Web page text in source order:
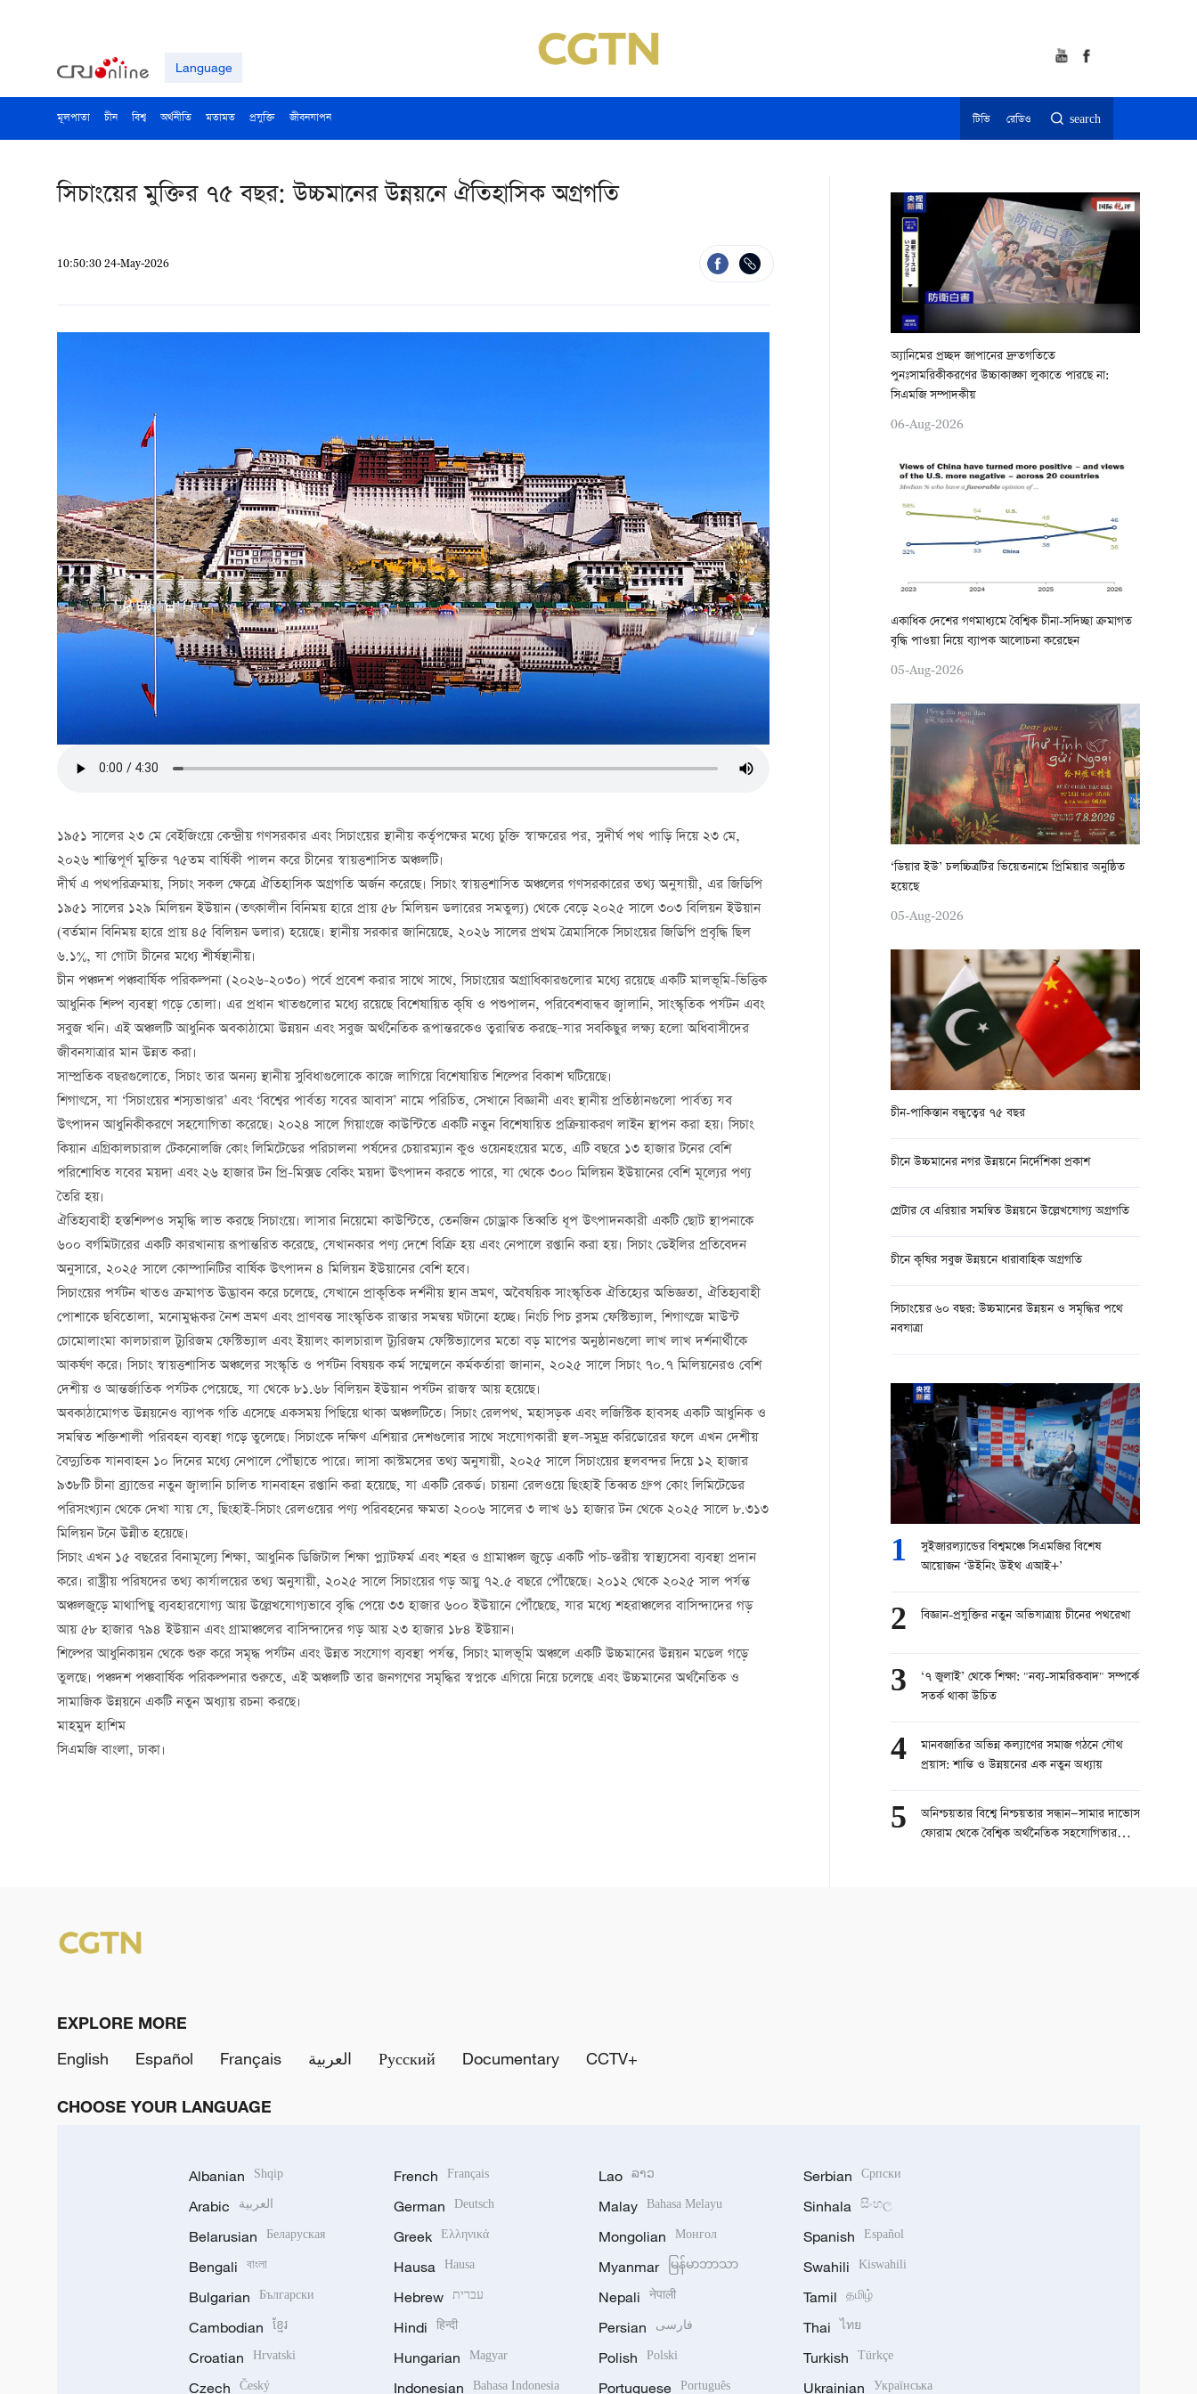
Language
মূলপাতা চীন বিশ্ব অর্থনীতি মতামত প্রযুক্তি জীবনযাপন টিভি রেডিও search
সিচাংয়ের ‍মুক্তির ৭৫ বছর: উচ্চমানের উন্নয়নে ঐতিহাসিক অগ্রগতি
10:50:30 24-May-2026
১৯৫১ সালের ২৩ মে বেইজিংয়ে কেন্দ্রীয় গণসরকার এবং সিচাংয়ের স্থানীয় কর্তৃপক্ষের মধ্যে চুক্তি স্বাক্ষরের পর, সুদীর্ঘ পথ পাড়ি দিয়ে ২৩ মে,
২০২৬ শান্তিপূর্ণ মুক্তির ৭৫তম বার্ষিকী পালন করে চীনের স্বায়ত্তশাসিত অঞ্চলটি।
দীর্ঘ এ পথপরিক্রমায়, সিচাং সকল ক্ষেত্রে ঐতিহাসিক অগ্রগতি অর্জন করেছে। সিচাং স্বায়ত্তশাসিত অঞ্চলের গণসরকারের তথ্য অনুযায়ী, এর জিডিপি
১৯৫১ সালের ১২৯ মিলিয়ন ইউয়ান (তৎকালীন বিনিময় হারে প্রায় ৫৮ মিলিয়ন ডলারের সমতুল্য) থেকে বেড়ে ২০২৫ সালে ৩০৩ বিলিয়ন ইউয়ান
(বর্তমান বিনিময় হারে প্রায় ৪৫ বিলিয়ন ডলার) হয়েছে। স্থানীয় সরকার জানিয়েছে, ২০২৬ সালের প্রথম ত্রৈমাসিকে সিচাংয়ের জিডিপি প্রবৃদ্ধি ছিল
৬.১%, যা গোটা চীনের মধ্যে শীর্ষস্থানীয়।
চীন পঞ্চদশ পঞ্চবার্ষিক পরিকল্পনা (২০২৬-২০৩০) পর্বে প্রবেশ করার সাথে সাথে, সিচাংয়ের অগ্রাধিকারগুলোর মধ্যে রয়েছে একটি মালভূমি-ভিত্তিক
আধুনিক শিল্প ব্যবস্থা গড়ে তোলা। এর প্রধান খাতগুলোর মধ্যে রয়েছে বিশেষায়িত কৃষি ও পশুপালন, পরিবেশবান্ধব জ্বালানি, সাংস্কৃতিক পর্যটন এবং
সবুজ খনি। এই অঞ্চলটি আধুনিক অবকাঠামো উন্নয়ন এবং সবুজ অর্থনৈতিক রূপান্তরকেও ত্বরান্বিত করছে–যার সবকিছুর লক্ষ্য হলো অধিবাসীদের
জীবনযাত্রার মান উন্নত করা।
সাম্প্রতিক বছরগুলোতে, সিচাং তার অনন্য স্থানীয় সুবিধাগুলোকে কাজে লাগিয়ে বিশেষায়িত শিল্পের বিকাশ ঘটিয়েছে।
শিগাৎসে, যা ‘সিচাংয়ের শস্যভাণ্ডার’ এবং ‘বিশ্বের পার্বত্য যবের আবাস’ নামে পরিচিত, সেখানে বিজ্ঞানী এবং স্থানীয় প্রতিষ্ঠানগুলো পার্বত্য যব
উৎপাদন আধুনিকীকরণে সহযোগিতা করেছে। ২০২৪ সালে গিয়াংজে কাউন্টিতে একটি নতুন বিশেষায়িত প্রক্রিয়াকরণ লাইন স্থাপন করা হয়। সিচাং
কিয়ান এগ্রিকালচারাল টেকনোলজি কোং লিমিটেডের পরিচালনা পর্ষদের চেয়ারম্যান কুও ওয়েনহংয়ের মতে, এটি বছরে ১৩ হাজার টনের বেশি
পরিশোধিত যবের ময়দা এবং ২৬ হাজার টন প্রি-মিক্সড বেকিং ময়দা উৎপাদন করতে পারে, যা থেকে ৩০০ মিলিয়ন ইউয়ানের বেশি মূল্যের পণ্য
তৈরি হয়।
ঐতিহ্যবাহী হস্তশিল্পও সমৃদ্ধি লাভ করছে সিচাংয়ে। লাসার নিয়েমো কাউন্টিতে, তেনজিন চোড্রাক তিব্বতি ধূপ উৎপাদনকারী একটি ছোট স্থাপনাকে
৬০০ বর্গমিটারের একটি কারখানায় রূপান্তরিত করেছে, যেখানকার পণ্য দেশে বিক্রি হয় এবং নেপালে রপ্তানি করা হয়। সিচাং ডেইলির প্রতিবেদন
অনুসারে, ২০২৫ সালে কোম্পানিটির বার্ষিক উৎপাদন ৪ মিলিয়ন ইউয়ানের বেশি হবে।
সিচাংয়ের পর্যটন খাতও ক্রমাগত উদ্ভাবন করে চলেছে, যেখানে প্রাকৃতিক দর্শনীয় স্থান ভ্রমণ, অবৈষয়িক সাংস্কৃতিক ঐতিহ্যের অভিজ্ঞতা, ঐতিহ্যবাহী
পোশাকে ছবিতোলা, মনোমুগ্ধকর নৈশ ভ্রমণ এবং প্রাণবন্ত সাংস্কৃতিক রাস্তার সমন্বয় ঘটানো হচ্ছে। নিংচি পিচ ব্লসম ফেস্টিভ্যাল, শিগাৎজে মাউন্ট
চোমোলাংমা কালচারাল ট্যুরিজম ফেস্টিভ্যাল এবং ইয়ালং কালচারাল ট্যুরিজম ফেস্টিভ্যালের মতো বড় মাপের অনুষ্ঠানগুলো লাখ লাখ দর্শনার্থীকে
আকর্ষণ করে। সিচাং স্বায়ত্তশাসিত অঞ্চলের সংস্কৃতি ও পর্যটন বিষয়ক কর্ম সম্মেলনে কর্মকর্তারা জানান, ২০২৫ সালে সিচাং ৭০.৭ মিলিয়নেরও বেশি
দেশীয় ও আন্তর্জাতিক পর্যটক পেয়েছে, যা থেকে ৮১.৬৮ বিলিয়ন ইউয়ান পর্যটন রাজস্ব আয় হয়েছে।
অবকাঠামোগত উন্নয়নেও ব্যাপক গতি এসেছে একসময় পিছিয়ে থাকা অঞ্চলটিতে। সিচাং রেলপথ, মহাসড়ক এবং লজিস্টিক হাবসহ একটি আধুনিক ও
সমন্বিত শক্তিশালী পরিবহন ব্যবস্থা গড়ে তুলেছে। সিচাংকে দক্ষিণ এশিয়ার দেশগুলোর সাথে সংযোগকারী স্থল-সমুদ্র করিডোরের ফলে এখন দেশীয়
বৈদ্যুতিক যানবাহন ১০ দিনের মধ্যে নেপালে পৌঁছাতে পারে। লাসা কাস্টমসের তথ্য অনুযায়ী, ২০২৫ সালে সিচাংয়ের স্থলবন্দর দিয়ে ১২ হাজার
৯৩৮টি চীনা ব্র্যান্ডের নতুন জ্বালানি চালিত যানবাহন রপ্তানি করা হয়েছে, যা একটি রেকর্ড। চায়না রেলওয়ে ছিংহাই তিব্বত গ্রুপ কোং লিমিটেডের
পরিসংখ্যান থেকে দেখা যায় যে, ছিংহাই-সিচাং রেলওয়ের পণ্য পরিবহনের ক্ষমতা ২০০৬ সালের ৩ লাখ ৬১ হাজার টন থেকে ২০২৫ সালে ৮.৩১৩
মিলিয়ন টনে উন্নীত হয়েছে।
সিচাং এখন ১৫ বছরের বিনামূল্যে শিক্ষা, আধুনিক ডিজিটাল শিক্ষা প্ল্যাটফর্ম এবং শহর ও গ্রামাঞ্চল জুড়ে একটি পাঁচ-স্তরীয় স্বাস্থ্যসেবা ব্যবস্থা প্রদান
করে। রাষ্ট্রীয় পরিষদের তথ্য কার্যালয়ের তথ্য অনুযায়ী, ২০২৫ সালে সিচাংয়ের গড় আয়ু ৭২.৫ বছরে পৌঁছেছে। ২০১২ থেকে ২০২৫ সাল পর্যন্ত
অঞ্চলজুড়ে মাথাপিছু ব্যবহারযোগ্য আয় উল্লেখযোগ্যভাবে বৃদ্ধি পেয়ে ৩৩ হাজার ৬০০ ইউয়ানে পৌঁছেছে, যার মধ্যে শহরাঞ্চলের বাসিন্দাদের গড়
আয় ৫৮ হাজার ৭৯৪ ইউয়ান এবং গ্রামাঞ্চলের বাসিন্দাদের গড় আয় ২৩ হাজার ১৮৪ ইউয়ান।
শিল্পের আধুনিকায়ন থেকে শুরু করে সমৃদ্ধ পর্যটন এবং উন্নত সংযোগ ব্যবস্থা পর্যন্ত, সিচাং মালভূমি অঞ্চলে একটি উচ্চমানের উন্নয়ন মডেল গড়ে
তুলছে। পঞ্চদশ পঞ্চবার্ষিক পরিকল্পনার শুরুতে, এই অঞ্চলটি তার জনগণের সমৃদ্ধির স্বপ্নকে এগিয়ে নিয়ে চলেছে এবং উচ্চমানের অর্থনৈতিক ও
সামাজিক উন্নয়নে একটি নতুন অধ্যায় রচনা করছে।
মাহমুদ হাশিম
সিএমজি বাংলা, ঢাকা।
অ্যানিমের প্রচ্ছদ জাপানের দ্রুতগতিতে
পুনঃসামরিকীকরণের উচ্চাকাঙ্ক্ষা লুকাতে পারছে না:
সিএমজি সম্পাদকীয়
06-Aug-2026
একাধিক দেশের গণমাধ্যমে বৈশ্বিক চীনা-সদিচ্ছা ক্রমাগত
বৃদ্ধি পাওয়া নিয়ে ব্যাপক আলোচনা করেছেন
05-Aug-2026
‘ডিয়ার ইউ’ চলচ্চিত্রটির ভিয়েতনামে প্রিমিয়ার অনুষ্ঠিত
হয়েছে
05-Aug-2026
চীন-পাকিস্তান বন্ধুত্বের ৭৫ বছর
চীনে উচ্চমানের নগর উন্নয়নে নির্দেশিকা প্রকাশ
গ্রেটার বে এরিয়ার সমন্বিত উন্নয়নে উল্লেখযোগ্য অগ্রগতি
চীনে কৃষির সবুজ উন্নয়নে ধারাবাহিক অগ্রগতি
সিচাংয়ের ৬০ বছর: উচ্চমানের উন্নয়ন ও সমৃদ্ধির পথে
নবযাত্রা
1
সুইজার‍ল্যান্ডের বিশ্বমঞ্চে সিএমজির বিশেষ
আয়োজন ‘উইনিং উইথ এআই+’
2 বিজ্ঞান-প্রযুক্তির নতুন অভিযাত্রায় চীনের পথরেখা
3
‘৭ জুলাই’ থেকে শিক্ষা: "নব্য-সামরিকবাদ" সম্পর্কে
সতর্ক থাকা উচিত
4
মানবজাতির অভিন্ন কল্যাণের সমাজ গঠনে যৌথ
প্রয়াস: শান্তি ও উন্নয়নের এক নতুন অধ্যায়
5
অনিশ্চয়তার বিশ্বে নিশ্চয়তার সন্ধান—সামার দাভোস
ফোরাম থেকে বৈশ্বিক অর্থনৈতিক সহযোগিতার
EXPLORE MORE
English
Español Français العربية Русский Documentary CCTV+
CHOOSE YOUR LANGUAGE
Albanian Shqip
Arabic العربية
Belarusian Беларуская
Bengali বাংলা
Bulgarian Български
Cambodian ខ្មែរ
Croatian Hrvatski
Czech Český
French Français
German Deutsch
Greek Ελληνικά
Hausa Hausa
Hebrew עברית
Hindi हिन्दी
Hungarian Magyar
Indonesian Bahasa Indonesia
Lao ລາວ
Malay Bahasa Melayu
Mongolian Монгол
Myanmar မြန်မာဘာသာ
Nepali नेपाली
Persian فارسی
Polish Polski
Portuguese Português
Serbian Српски
Sinhala සිංහල
Spanish Español
Swahili Kiswahili
Tamil தமிழ்
Thai ไทย
Turkish Türkçe
Ukrainian Українська